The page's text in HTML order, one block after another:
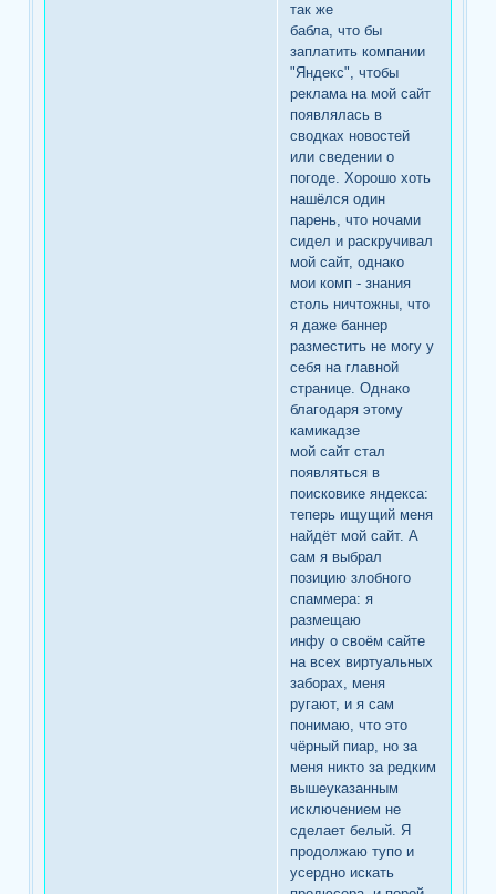
так же
бабла, что бы
заплатить компании
"Яндекс", чтобы
реклама на мой сайт
появлялась в
сводках новостей
или сведении о
погоде. Хорошо хоть
нашёлся один
парень, что ночами
сидел и раскручивал
мой сайт, однако
мои комп - знания
столь ничтожны, что
я даже баннер
разместить не могу у
себя на главной
странице. Однако
благодаря этому
камикадзе
мой сайт стал
появляться в
поисковике яндекса:
теперь ищущий меня
найдёт мой сайт. А
сам я выбрал
позицию злобного
спаммера: я
размещаю
инфу о своём сайте
на всех виртуальных
заборах, меня
ругают, и я сам
понимаю, что это
чёрный пиар, но за
меня никто за редким
вышеуказанным
исключением не
сделает белый. Я
продолжаю тупо и
усердно искать